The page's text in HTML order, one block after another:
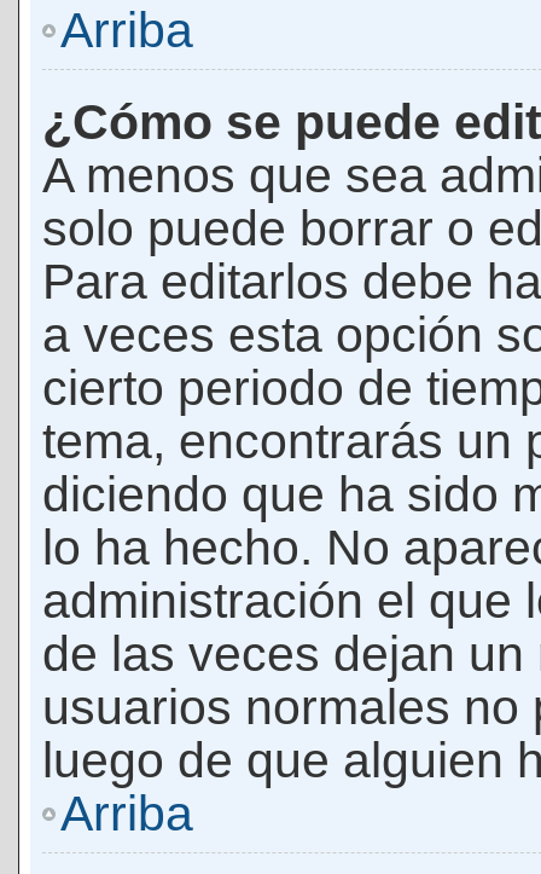
Arriba
¿Cómo se puede
A menos que sea
solo puede borrar o
Para editarlos debe
a veces esta opción
cierto periodo de
tema, encontrarás un
diciendo que ha sido
lo ha hecho. No
administración el que
de las veces dejan
usuarios normales
luego de que alguien
Arriba